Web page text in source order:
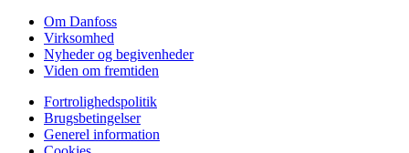
Om Danfoss
Virksomhed
Nyheder og begivenheder
Viden om fremtiden
Fortrolighedspolitik
Brugsbetingelser
Generel information